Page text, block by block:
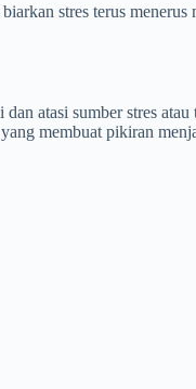
stres terus menerus
atasi sumber stres
membuat pikiran